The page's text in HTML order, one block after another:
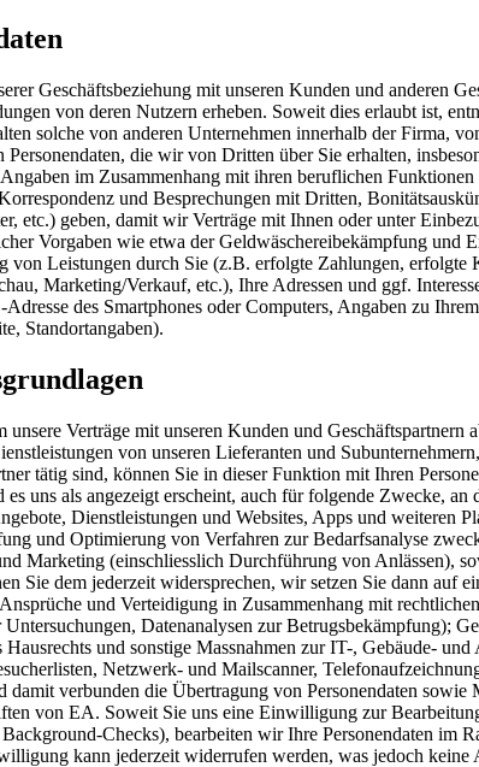
Geschäftsbeziehung mit unseren Kunden und anderen
von deren Nutzern erheben. Soweit dies erlaubt ist,
solche von anderen Unternehmen innerhalb der Firma,
die wir von Dritten über Sie erhalten,
im Zusammenhang mit ihren beruflichen
und Besprechungen mit Dritten,
etc.) geben, damit wir Verträge mit Ihnen oder unter
Vorgaben wie etwa der Geldwäschereibekämpfung und
von Leistungen durch Sie (z.B. erfolgte Zahlungen,
Marketing/Verkauf, etc.), Ihre Adressen und ggf.
des Smartphones oder Computers, Angaben zu
Standortangaben).
Verträge mit unseren Kunden und Geschäftspartnern
von unseren Lieferanten und
tätig sind, können Sie in dieser Funktion mit Ihren
uns als angezeigt erscheint, auch für folgende Zwecke,
Dienstleistungen und Websites, Apps und
und Optimierung von Verfahren zur Bedarfsanalyse
Marketing (einschliesslich Durchführung von Anlässen),
Sie dem jederzeit widersprechen, wir setzen Sie dann auf
und Verteidigung in Zusammenhang mit
Datenanalysen zur Betrugsbekämpfung);
und sonstige Massnahmen zur IT-, Gebäude-
Netzwerk- und Mailscanner,
verbunden die Übertragung von Personendaten
von EA. Soweit Sie uns eine Einwilligung zur
Checks), bearbeiten wir Ihre Personendaten im
kann jederzeit widerrufen werden, was jedoch